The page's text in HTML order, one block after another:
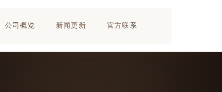
公司概览 新闻更新 官方联系